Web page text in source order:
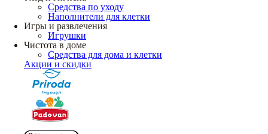
Средства по уходу
Наполнители для клетки
Игры и развлечения
Игрушки
Чистота в доме
Средства для дома и клетки
Акции и скидки